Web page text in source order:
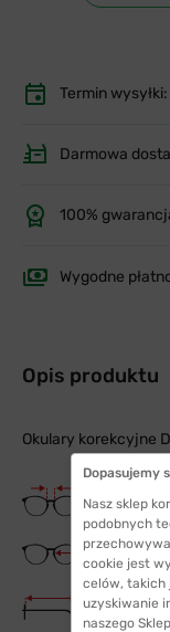
Termin wysyłki:
Darmowa
100%
Wygodne
Opis produktu
Okulary korekcyjne
16 mm
54 mm
140 mm
Dopasujemy
Nasz sklep
podobnych
cookie jest
celów, takich
uzyskiwanie
naszego